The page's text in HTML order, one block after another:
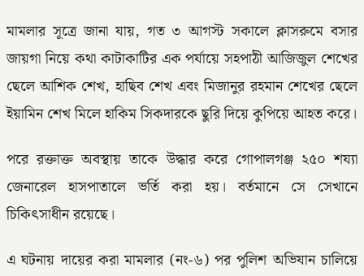
মামলার সূত্রে জানা যায়, গত ৩ আগস্ট সকালে ক্লাসরুমে বসার
জায়গা নিয়ে কথা কাটাকাটির এক পর্যায়ে সহপাঠী আজিজুল শেখের
ছেলে আশিক শেখ, হাছিব শেখ এবং মিজানুর রহমান শেখের ছেলে
ইয়ামিন শেখ মিলে হাকিম সিকদারকে ছুরি দিয়ে কুপিয়ে আহত করে।
পরে রক্তাক্ত অবস্থায় তাকে উদ্ধার করে গোপালগঞ্জ ২৫০ শয্যা
জেনারেল হাসপাতালে ভর্তি করা হয়। বর্তমানে সে সেখানে
চিকিৎসাধীন রয়েছে।
এ ঘটনায় দায়ের করা মামলার (নং-৬) পর পুলিশ অভিযান চালিয়ে